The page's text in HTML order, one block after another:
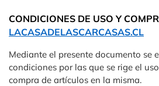
LACASADELASCARCASAS.CL
Mediante el presente documento se
condiciones por las que se rige el
compra de artículos en la misma.